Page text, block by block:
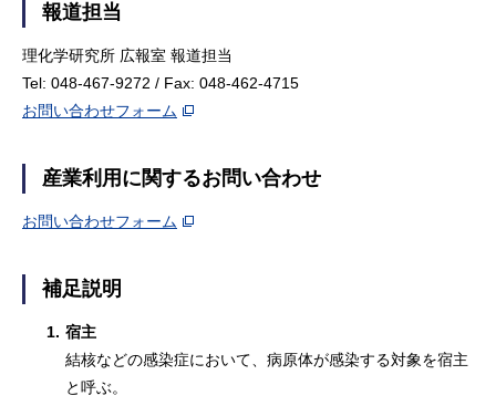
報道担当
理化学研究所 広報室 報道担当
Tel: 048-467-9272 / Fax: 048-462-4715
お問い合わせフォーム
産業利用に関するお問い合わせ
お問い合わせフォーム
補足説明
1. 宿主
結核などの感染症において、病原体が感染する対象を宿主
と呼ぶ。